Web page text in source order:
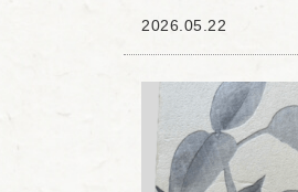
な山野の意匠...
2026.05.22